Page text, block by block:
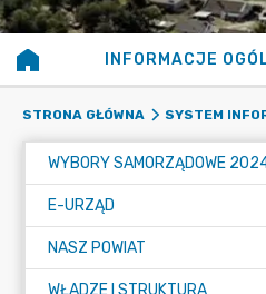
INFORMACJE
STRONA GŁÓWNA SYSTEM
WYBORY SAMORZĄDOWE
E-URZĄD
NASZ POWIAT
WŁADZE I STRUKTURA